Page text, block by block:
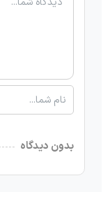
بدون دیدگاه